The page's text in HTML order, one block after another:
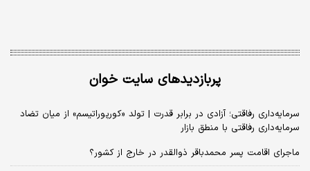
پربازدیدهای سایت خوان
سرمایه‌داری رفاقتی؛ آزادی در برابر قدرت | تولد «کورپوراتیسم» از میان تضاد
سرمایه‌داری رفاقتی با منطق بازار
ماجرای اقامت پسر محمدباقر ذوالقدر در خارج از کشور؟